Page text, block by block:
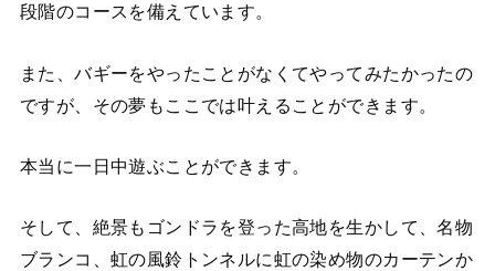
段階のコースを備えています。
また、バギーをやったことがなくてやってみたかったの
ですが、その夢もここでは叶えることができます。
本当に一日中遊ぶことができます。
そして、絶景もゴンドラを登った高地を生かして、名物
ブランコ、虹の風鈴トンネルに虹の染め物のカーテンか